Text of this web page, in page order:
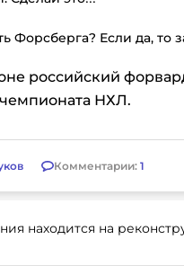
Форсберга? Если да, то
российский форвард
НХЛ.
Комментарии: 1
находится на